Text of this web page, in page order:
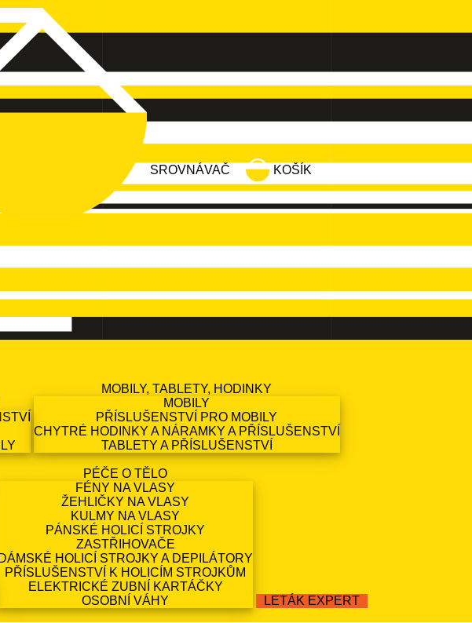
SROVNÁVAČ KOŠÍK
MOBILY, TABLETY, HODINKY
MOBILY
PŘÍSLUŠENSTVÍ PRO MOBILY
CHYTRÉ HODINKY A NÁRAMKY A PŘÍSLUŠENSTVÍ
TABLETY A PŘÍSLUŠENSTVÍ
PÉČE O TĚLO
FÉNY NA VLASY
ŽEHLIČKY NA VLASY
KULMY NA VLASY
PÁNSKÉ HOLICÍ STROJKY
ZASTŘIHOVAČE
DÁMSKÉ HOLICÍ STROJKY A DEPILÁTORY
PŘÍSLUŠENSTVÍ K HOLICÍM STROJKŮM
ELEKTRICKÉ ZUBNÍ KARTÁČKY
OSOBNÍ VÁHY
LETÁK EXPERT